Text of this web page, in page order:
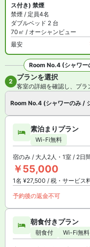
ス付き) 禁煙
禁煙 / 定員4名
ダブルベッド 2 台
70㎡ / オーシャンビュー
最安
Room No.4 (シャワー
2 プランを選択
客室の詳細を確認し、プラ
Room No.4 (シャワーのみ /
素泊まりプラン
Wi-Fi無料
宿のみ / 大人2人・1室 / 2日
￥55,000
1名 ¥27,500 / 税・サービス
予約後の返金不可
朝食付きプラン
朝食付 Wi-Fi無料